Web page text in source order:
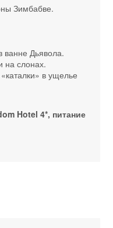
Зимбабве.
ванне Дьявола.
на слонах.
в ущелье
Hotel 4*, питание